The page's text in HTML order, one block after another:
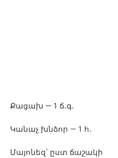
Քացախ — 1 ճ․գ․
Կանաչ խնձոր — 1 հ․
Մայոնեզ՝ ըստ ճաշակի